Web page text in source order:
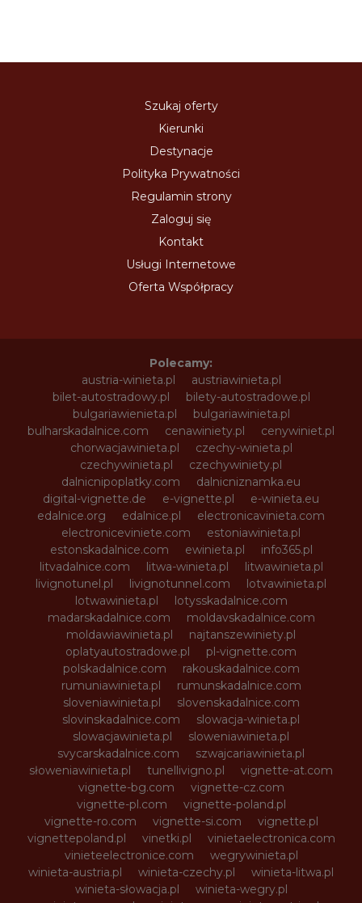
Szukaj oferty
Kierunki
Destynacje
Polityka Prywatności
Regulamin strony
Zaloguj się
Kontakt
Usługi Internetowe
Oferta Współpracy
Polecamy:
austria-winieta.pl
austriawinieta.pl
bilet-autostradowy.pl
bilety-autostradowe.pl
bulgariawienieta.pl
bulgariawinieta.pl
bulharskadalnice.com
cenawiniety.pl
cenywiniet.pl
chorwacjawinieta.pl
czechy-winieta.pl
czechywinieta.pl
czechywiniety.pl
dalnicnipoplatky.com
dalnicniznamka.eu
digital-vignette.de
e-vignette.pl
e-winieta.eu
edalnice.org
edalnice.pl
electronicavinieta.com
electroniceviniete.com
estoniawinieta.pl
estonskadalnice.com
ewinieta.pl
info365.pl
litvadalnice.com
litwa-winieta.pl
litwawinieta.pl
livignotunel.pl
livignotunnel.com
lotvawinieta.pl
lotwawinieta.pl
lotysskadalnice.com
madarskadalnice.com
moldavskadalnice.com
moldawiawinieta.pl
najtanszewiniety.pl
oplatyautostradowe.pl
pl-vignette.com
polskadalnice.com
rakouskadalnice.com
rumuniawinieta.pl
rumunskadalnice.com
sloveniawinieta.pl
slovenskadalnice.com
slovinskadalnice.com
slowacja-winieta.pl
slowacjawinieta.pl
sloweniawinieta.pl
svycarskadalnice.com
szwajcariawinieta.pl
słoweniawinieta.pl
tunellivigno.pl
vignette-at.com
vignette-bg.com
vignette-cz.com
vignette-pl.com
vignette-poland.pl
vignette-ro.com
vignette-si.com
vignette.pl
vignettepoland.pl
vinetki.pl
vinietaelectronica.com
vinieteelectronice.com
wegrywinieta.pl
winieta-austria.pl
winieta-czechy.pl
winieta-litwa.pl
winieta-słowacja.pl
winieta-wegry.pl